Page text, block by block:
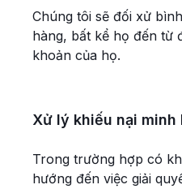
Chúng tôi sẽ đối xử
hàng, bất kể họ đến từ
khoản của họ.
Xử lý khiếu nại minh
Trong trường hợp có
hướng đến việc giải